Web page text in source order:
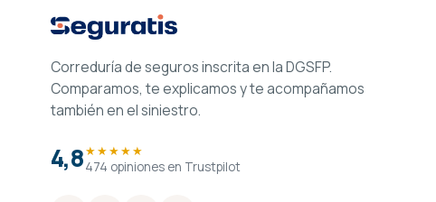
Correduría de seguros inscrita en la DGSFP.
Comparamos, te explicamos y te acompañamos
también en el siniestro.
4,8★★★★★
474 opiniones en Trustpilot